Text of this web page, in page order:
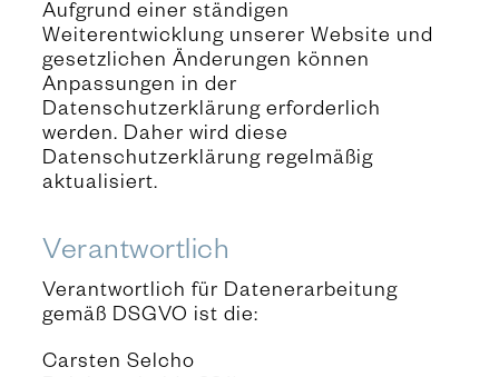
Aufgrund einer ständigen
Weiterentwicklung unserer Website und
gesetzlichen Änderungen können
Anpassungen in der
Datenschutzerklärung erforderlich
werden. Daher wird diese
Datenschutzerklärung regelmäßig
aktualisiert.
Verantwortlich
Verantwortlich für Datenerarbeitung
gemäß DSGVO ist die:
Carsten Selcho